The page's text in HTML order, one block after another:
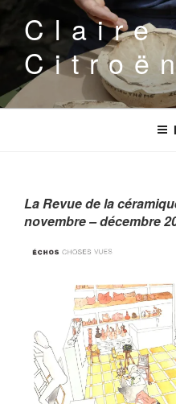
Aller
contenu
principal
Claire
La Revue de la
novembre – décembre